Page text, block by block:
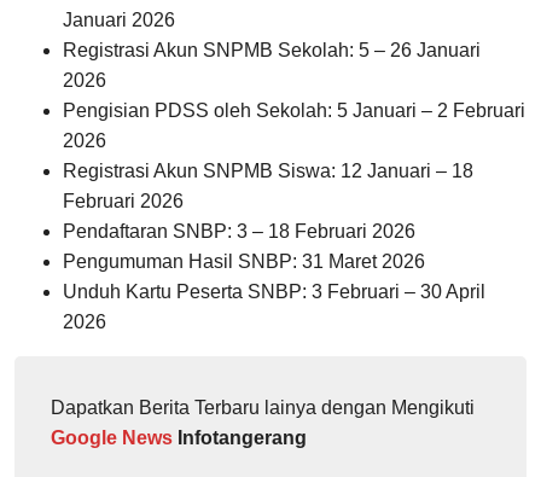
Januari 2026
Registrasi Akun SNPMB Sekolah: 5 – 26 Januari
2026
Pengisian PDSS oleh Sekolah: 5 Januari – 2 Februari
2026
Registrasi Akun SNPMB Siswa: 12 Januari – 18
Februari 2026
Pendaftaran SNBP: 3 – 18 Februari 2026
Pengumuman Hasil SNBP: 31 Maret 2026
Unduh Kartu Peserta SNBP: 3 Februari – 30 April
2026
Dapatkan Berita Terbaru lainya dengan Mengikuti
Google News Infotangerang